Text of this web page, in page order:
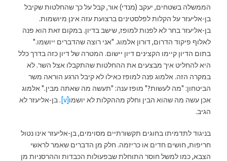
הממשלה בשטחים, יעקב (מנדי) אור, קבל על כך שהחלטות שקיבל
בן-אליעזר על הקלות לפלסטינים ברצועת עזה אינן מיושמות.
בן-אליעזר בחר לא לפנות למופז, שישב בדיון. במקום זאת הוא פנה
לאלוף פיקוד הדרום, דורון אלמוג. "אני רוצה שהדברים ייושמו."
בתום הדיון קיימו הקצינים דיון יישום. המטרה של דיון כזה בדרך כלל
היא להחליט איך מבצעים את ההחלטות שהתקבלו אצל השר. לא
במקרה הזה. אלמוג פנה למופז כאילו לא קיבל הרגע הוראה משר
הביטחון: "מה לעשות?" מופז ענה: "תעשה מה שאתה מבין." אלמוג
אכן עשה מה שהוא הבין וחלק מההקלות לא יושמו[v]
. בן-אליעזר לא
הגיב.
בניגוד לתדמיתו בחוגים תקשורתיים מסוימים, בן-אליעזר אינו נטול
חריפות, חושים חדים או כריזמה. חלק מן הדברים שאמר לראשי
הצבא, כמו למשל חוסר התוחלת שבפעולות הכבדות וההרסניות מן